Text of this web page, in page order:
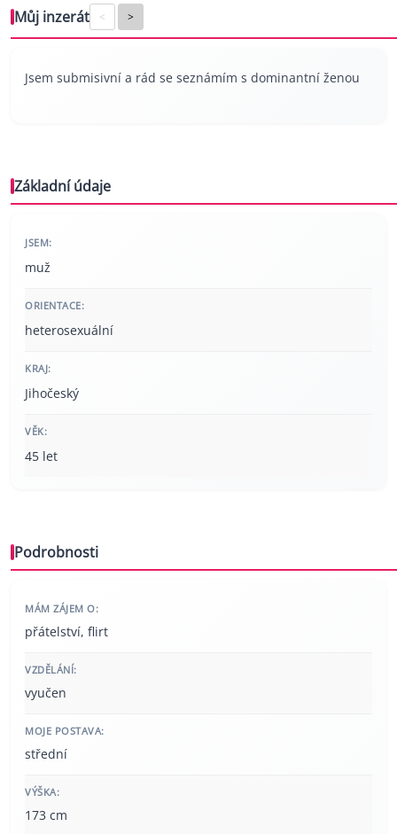
Můj inzerát < >
Jsem submisivní a rád se seznámím s dominantní ženou
Základní údaje
JSEM:
muž
ORIENTACE:
heterosexuální
KRAJ:
Jihočeský
VĚK:
45 let
Podrobnosti
MÁM ZÁJEM O:
přátelství, flirt
VZDĚLÁNÍ:
vyučen
MOJE POSTAVA:
střední
VÝŠKA:
173 cm